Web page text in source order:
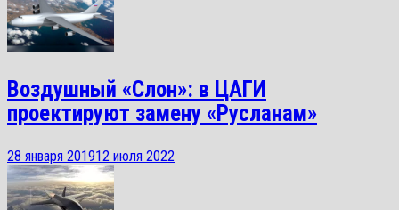
Воздушный «Слон»: в ЦАГИ
проектируют замену «Русланам»
28 января 201912 июля 2022